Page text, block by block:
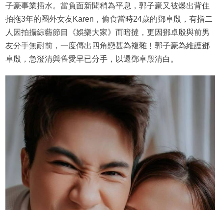
子豪事業插水。當負面新聞稍為平息，郭子豪又被爆出背住
拍拖3年的圈外女友Karen，偷食當時24歲的鄧卓殷，有指二
人因拍攝綜藝節目《娛樂大家》而暗撻，更因鄧卓殷與前男
友分手無耐前，一度傳出四角戀甚為複雜﹗郭子豪為維護鄧
卓殷，急澄清與舊愛早已分手，以還鄧卓殷清白。